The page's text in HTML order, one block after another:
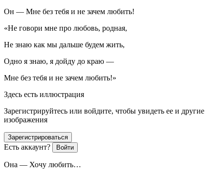
Он — Мне без тебя и не зачем любить!
«Не говори мне про любовь, родная,
Не знаю как мы дальше будем жить,
Одно я знаю, я дойду до краю —
Мне без тебя и не зачем любить!»
Здесь есть иллюстрация
Зарегистрируйтесь или войдите, чтобы увидеть ее и другие
изображения
Зарегистрироваться
Есть аккаунт? Войти
Она — Хочу любить…